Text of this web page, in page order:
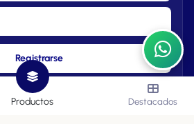
Registrarse
Productos Destacados